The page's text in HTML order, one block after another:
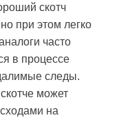
скотч
при этом легко
часто
в процессе
следы.
может
на